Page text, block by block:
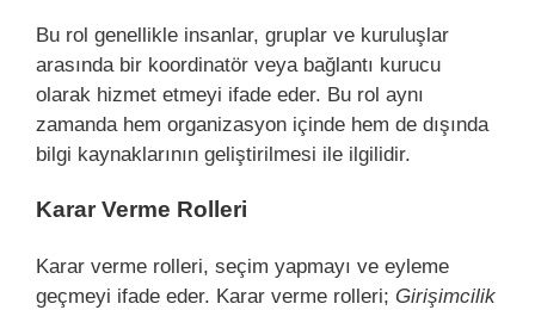
Bu rol genellikle insanlar, gruplar ve kuruluşlar
arasında bir koordinatör veya bağlantı kurucu
olarak hizmet etmeyi ifade eder. Bu rol aynı
zamanda hem organizasyon içinde hem de dışında
bilgi kaynaklarının geliştirilmesi ile ilgilidir.
Karar Verme Rolleri
Karar verme rolleri, seçim yapmayı ve eyleme
geçmeyi ifade eder. Karar verme rolleri; Girişimcilik